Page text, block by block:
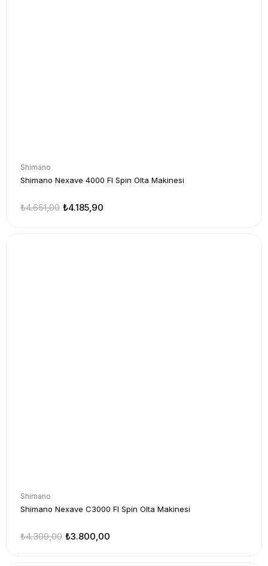
Shimano
Shimano Nexave 4000 FI Spin Olta Makinesi
₺4.185,90
₺4.651,00
Shimano
Shimano Nexave C3000 FI Spin Olta Makinesi
₺3.800,00
₺4.309,00